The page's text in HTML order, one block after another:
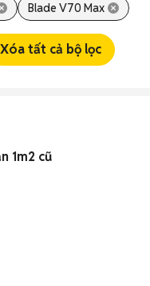
Blade V70 Max
Xóa tất cả bộ lọc
1m2 cũ